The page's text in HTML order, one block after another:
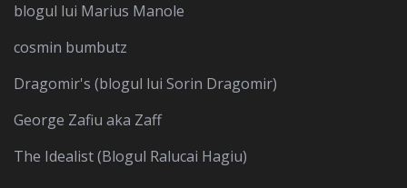
blogul lui Marius Manole
cosmin bumbutz
Dragomir's (blogul lui Sorin Dragomir)
George Zafiu aka Zaff
The Idealist (Blogul Ralucai Hagiu)